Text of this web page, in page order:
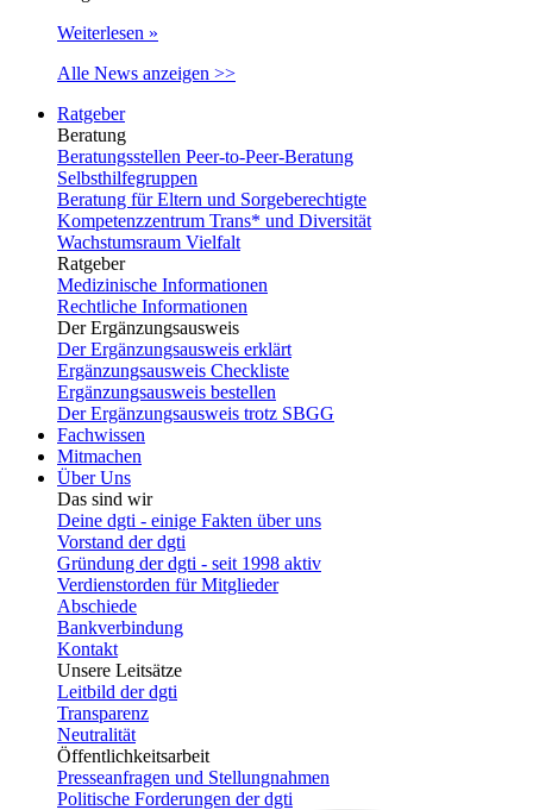
Weiterlesen »
Alle News anzeigen >>
Ratgeber
Beratung
Beratungsstellen Peer-to-Peer-Beratung
Selbsthilfegruppen
Beratung für Eltern und Sorgeberechtigte
Kompetenzzentrum Trans* und Diversität
Wachstumsraum Vielfalt
Ratgeber
Medizinische Informationen
Rechtliche Informationen
Der Ergänzungsausweis
Der Ergänzungsausweis erklärt
Ergänzungsausweis Checkliste
Ergänzungsausweis bestellen
Der Ergänzungsausweis trotz SBGG
Fachwissen
Mitmachen
Über Uns
Das sind wir
Deine dgti - einige Fakten über uns
Vorstand der dgti
Gründung der dgti - seit 1998 aktiv
Verdienstorden für Mitglieder
Abschiede
Bankverbindung
Kontakt
Unsere Leitsätze
Leitbild der dgti
Transparenz
Neutralität
Öffentlichkeitsarbeit
Presseanfragen und Stellungnahmen
Politische Forderungen der dgti